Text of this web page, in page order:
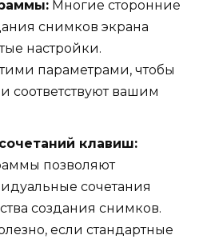
Многие сторонние
снимков экрана
настройки.
параметрами, чтобы
соответствуют вашим
клавиш:
позволяют
сочетания
создания снимков.
если стандартные